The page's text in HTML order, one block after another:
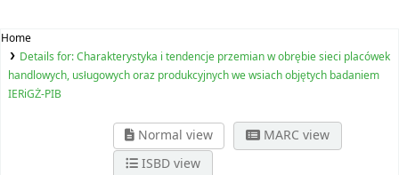
Home
Details for:Charakterystyka i tendencje przemian w obrębie sieci placówek
handlowych, usługowych oraz produkcyjnych we wsiach objętych badaniem
IERiGŻ-PIB
Normal view
MARC view
ISBD view